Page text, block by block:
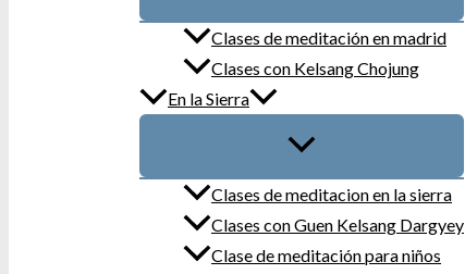
Clases de meditación en madrid
Clases con Kelsang Chojung
En la Sierra
Clases de meditacion en la sierra
Clases con Guen Kelsang Dargyey
Clase de meditación para niños